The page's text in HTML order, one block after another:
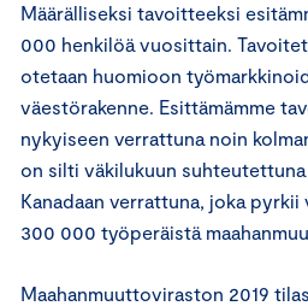
Määrälliseksi tavoitteeksi
000 henkilöä vuosittain.
otetaan huomioon
väestörakenne. Esittämämme
nykyiseen verrattuna noin
on silti väkilukuun
Kanadaan verrattuna, joka
300 000 työperäistä
Maahanmuuttoviraston 2019